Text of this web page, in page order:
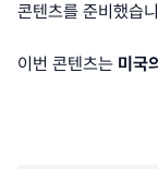
콘텐츠를 준비했습
이번 콘텐츠는 미국